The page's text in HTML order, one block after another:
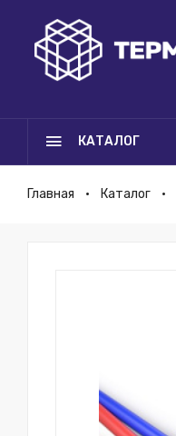
КАТАЛОГ
Главная Каталог